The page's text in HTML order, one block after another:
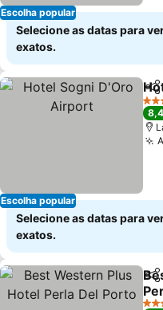
Escolha popular
Selecione as datas para
exatos.
Escolha popular
3
8,4
Selecione as datas para
exatos.